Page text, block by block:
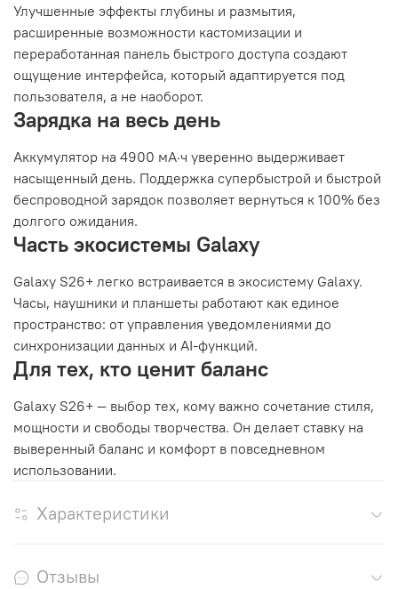
Улучшенные эффекты глубины и размытия,
расширенные возможности кастомизации и
переработанная панель быстрого доступа создают
ощущение интерфейса, который адаптируется под
пользователя, а не наоборот.
Зарядка на весь день
Аккумулятор на 4900 мА·ч уверенно выдерживает
насыщенный день. Поддержка супербыстрой и быстрой
беспроводной зарядок позволяет вернуться к 100% без
долгого ожидания.
Часть экосистемы Galaxy
Galaxy S26+ легко встраивается в экосистему Galaxy.
Часы, наушники и планшеты работают как единое
пространство: от управления уведомлениями до
синхронизации данных и AI-функций.
Для тех, кто ценит баланс
Galaxy S26+ — выбор тех, кому важно сочетание стиля,
мощности и свободы творчества. Он делает ставку на
выверенный баланс и комфорт в повседневном
использовании.
Характеристики
Отзывы